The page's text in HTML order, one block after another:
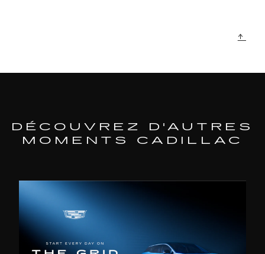
↑
DÉCOUVREZ D'AUTRES
MOMENTS CADILLAC